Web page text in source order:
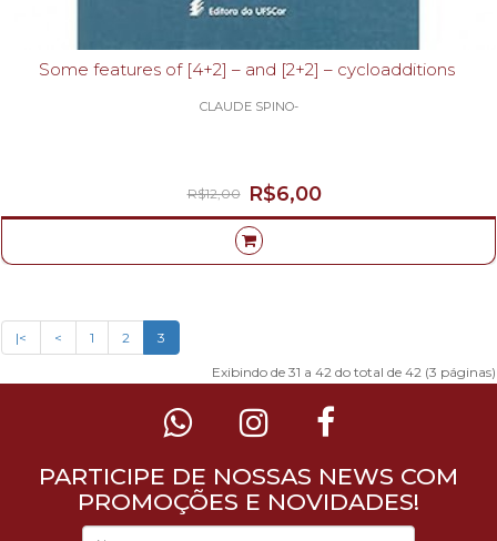
Some features of [4+2] – and [2+2] – cycloadditions
CLAUDE SPINO-
R$6,00
R$12,00
|< < 1 2 3
Exibindo de 31 a 42 do total de 42 (3 páginas)
PARTICIPE DE NOSSAS NEWS COM
PROMOÇÕES E NOVIDADES!